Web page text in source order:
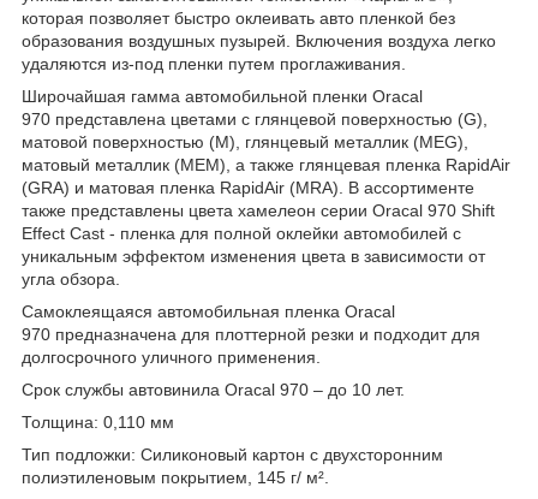
которая позволяет быстро оклеивать авто пленкой без
образования воздушных пузырей. Включения воздуха легко
удаляются из-под пленки путем проглаживания.
Широчайшая гамма автомобильной пленки Oracal
970 представлена цветами с глянцевой поверхностью (G),
матовой поверхностью (M), глянцевый металлик (MEG),
матовый металлик (MEM), а также глянцевая пленка RapidAir
(GRA) и матовая пленка RapidAir (MRA). В ассортименте
также представлены цвета хамелеон серии Oracal 970 Shift
Effect Cast - пленка для полной оклейки автомобилей с
уникальным эффектом изменения цвета в зависимости от
угла обзора.
Самоклеящаяся автомобильная пленка Oracal
970 предназначена для плоттерной резки и подходит для
долгосрочного уличного применения.
Срок службы автовинила Oracal 970 – до 10 лет.
Толщина: 0,110 мм
Тип подложки: Силиконовый картон с двухсторонним
полиэтиленовым покрытием, 145 г/ м².